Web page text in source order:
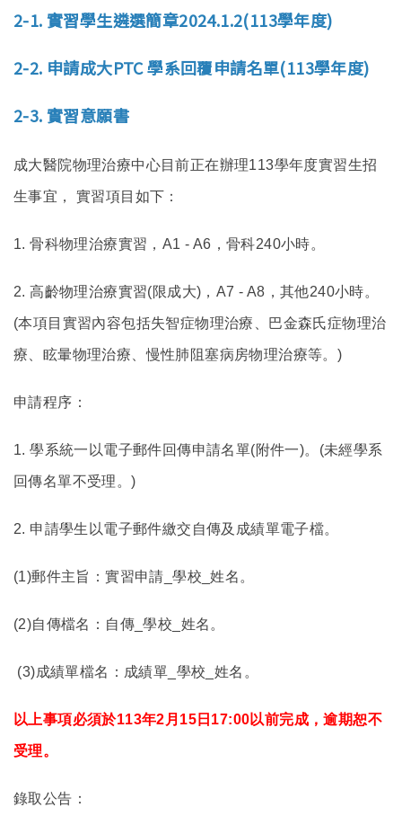
Open
系友回娘家
檔案下載
English
2-1. 實習學生遴選簡章2024.1.2(113學年度)
2-2. 申請成大PTC 學系回覆申請名單(113學年度)
2-3. 實習意願書
成大醫院物理治療中心目前正在辦理113學年度實習生招
生事宜， 實習項目如下：
1.骨科物理治療實習，A1 - A6，骨科240小時。
2.高齡物理治療實習(限成大)，A7 - A8，其他240小時。
(本項目實習內容包括失智症物理治療、巴金森氏症物理治
療、眩暈物理治療、慢性肺阻塞病房物理治療等。)
申請程序：
1.學系統一以電子郵件回傳申請名單(附件一)。(未經學系
回傳名單不受理。)
2. 申請學生以電子郵件繳交自傳及成績單電子檔。
(1)郵件主旨：實習申請_學校_姓名。
(2)自傳檔名：自傳_學校_姓名。
(3)成績單檔名：成績單_學校_姓名。
以上事項必須於113年2月15日17:00以前完成，逾期恕不
受理。
錄取公告：